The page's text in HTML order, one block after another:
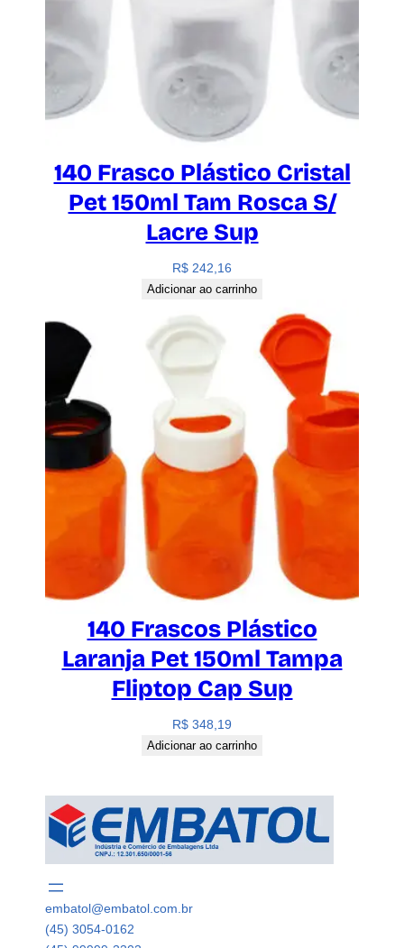
140 Frasco Plástico Cristal
Pet 150ml Tam Rosca S/
Lacre Sup
R$ 242,16
Adicionar ao carrinho
140 Frascos Plástico
Laranja Pet 150ml Tampa
Fliptop Cap Sup
R$ 348,19
Adicionar ao carrinho
embatol@embatol.com.br
(45) 3054-0162